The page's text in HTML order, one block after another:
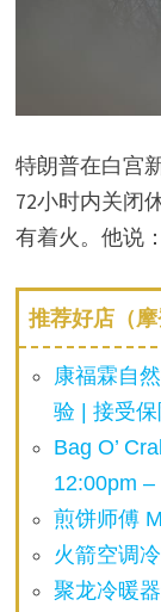
特朗普在白宫
72小时内关闭
有着火。他说
推荐好店（摩
康福霖自
验 | 接受
Bag O’
12:00pm –
煎饼师傅
火箭空调
聚龙冷暖